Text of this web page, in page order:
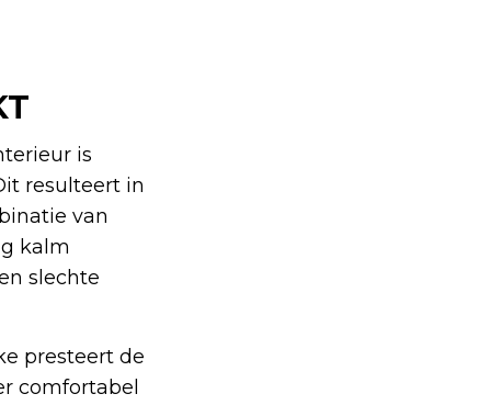
is
resulteert in
van
kalm
slechte
presteert de
comfortabel